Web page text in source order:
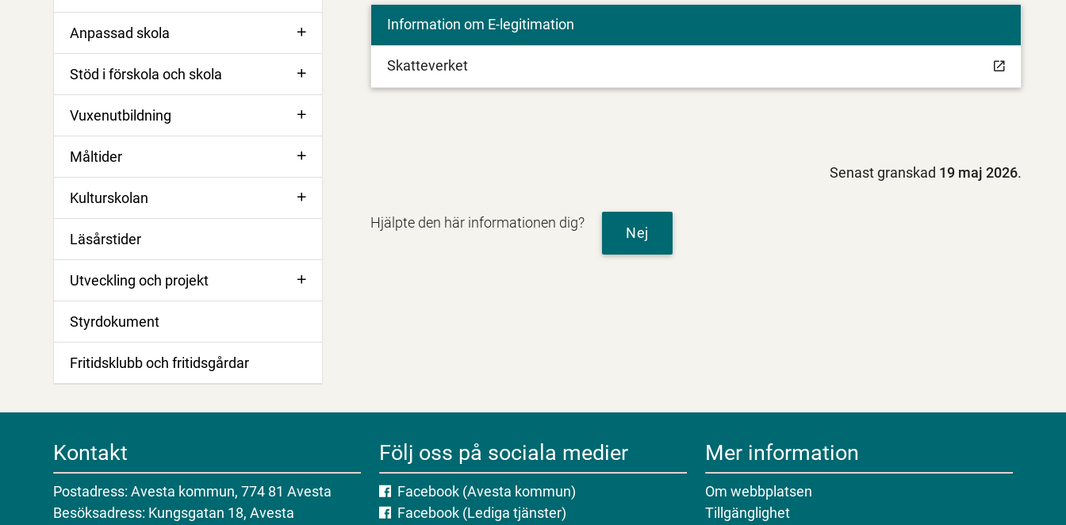
Anpassad skola
Stöd i förskola och skola
Vuxenutbildning
Måltider
Kulturskolan
Läsårstider
Utveckling och projekt
Styrdokument
Fritidsklubb och fritidsgårdar
Information om E-legitimation
Skatteverket
Senast granskad 19 maj 2026.
Hjälpte den här informationen dig?
Nej
Kontakt
Postadress: Avesta kommun, 774 81 Avesta
Besöksadress: Kungsgatan 18, Avesta
Följ oss på sociala medier
Facebook (Avesta kommun)
Facebook (Lediga tjänster)
Mer information
Om webbplatsen
Tillgänglighet